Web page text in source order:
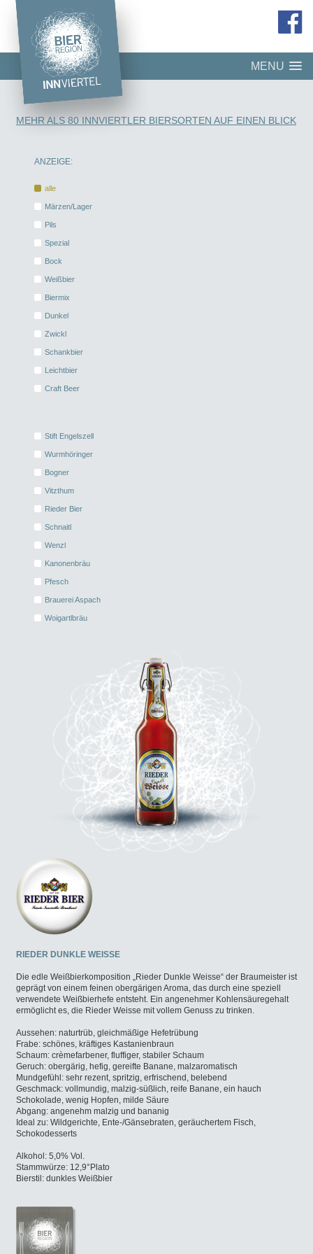
MENU
MEHR ALS 80 INNVIERTLER BIERSORTEN AUF EINEN BLICK
ANZEIGE:
alle
Märzen/Lager
Pils
Spezial
Bock
Weißbier
Biermix
Dunkel
Zwickl
Schankbier
Leichtbier
Craft Beer
Stift Engelszell
Wurmhöringer
Bogner
Vitzthum
Rieder Bier
Schnaitl
Wenzl
Kanonenbräu
Pfesch
Brauerei Aspach
Woigartlbräu
RIEDER DUNKLE WEISSE
Die edle Weißbierkomposition „Rieder Dunkle Weisse“ der Braumeister ist
geprägt von einem feinen obergärigen Aroma, das durch eine speziell
verwendete Weißbierhefe entsteht. Ein angenehmer Kohlensäuregehalt
ermöglicht es, die Rieder Weisse mit vollem Genuss zu trinken.
Aussehen: naturtrüb, gleichmäßige Hefetrübung
Frabe: schönes, kräftiges Kastanienbraun
Schaum: crèmefarbener, fluffiger, stabiler Schaum
Geruch: obergärig, hefig, gereifte Banane, malzaromatisch
Mundgefühl: sehr rezent, spritzig, erfrischend, belebend
Geschmack: vollmundig, malzig-süßlich, reife Banane, ein hauch
Schokolade, wenig Hopfen, milde Säure
Abgang: angenehm malzig und bananig
Ideal zu: Wildgerichte, Ente-/Gänsebraten, geräuchertem Fisch,
Schokodesserts
Alkohol: 5,0% Vol.
Stammwürze: 12,9°Plato
Bierstil: dunkles Weißbier